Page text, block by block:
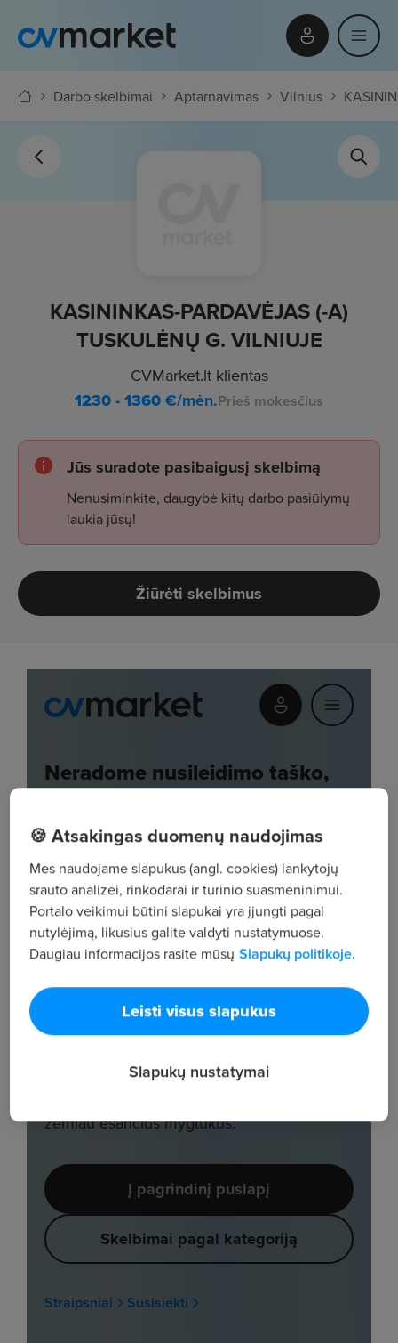
Darbo skelbimai Aptarnavimas Vilnius
KASININKAS-PARDAVĖJAS (-A)
TUSKULĖNŲ G. VILNIUJE
CVMarket.lt klientas
1230 - 1360€/mėn.Prieš mokesčius
Jūs suradote pasibaigusį skelbimą
Nenusiminkite, daugybė kitų darbo pasiūlymų
laukia jūsų!
Žiūrėti skelbimus
🍪 Atsakingas duomenų naudojimas
Mes naudojame slapukus (angl. cookies) lankytojų
srauto analizei, rinkodarai ir turinio suasmeninimui.
Portalo veikimui būtini slapukai yra įjungti pagal
nutylėjimą, likusius galite valdyti nustatymuose.
Daugiau informacijos rasite mūsų Slapukų politikoje.
Leisti visus slapukus
Slapukų nustatymai